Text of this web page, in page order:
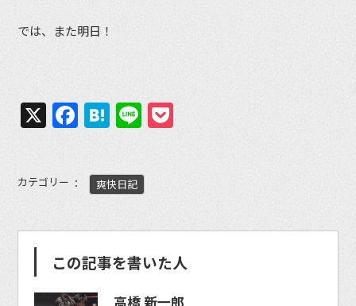
では、また明日！
X Facebook
Hatena
Line
カテゴリー 爽快日記
この記事を書いた人